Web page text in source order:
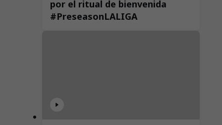
por el ritual de bienvenida
#PreseasonLALIGA